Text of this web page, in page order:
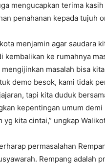
mengucapkan terima kasih
penahanan kepada tujuh
menjamin agar saudara
kembalikan ke rumahnya
masalah bisa
demo besok, kami tidak
tapi kita duduk
kepentingan umum demi
yg kita cintai,” ungkap
permasalahan
Rempang adalah